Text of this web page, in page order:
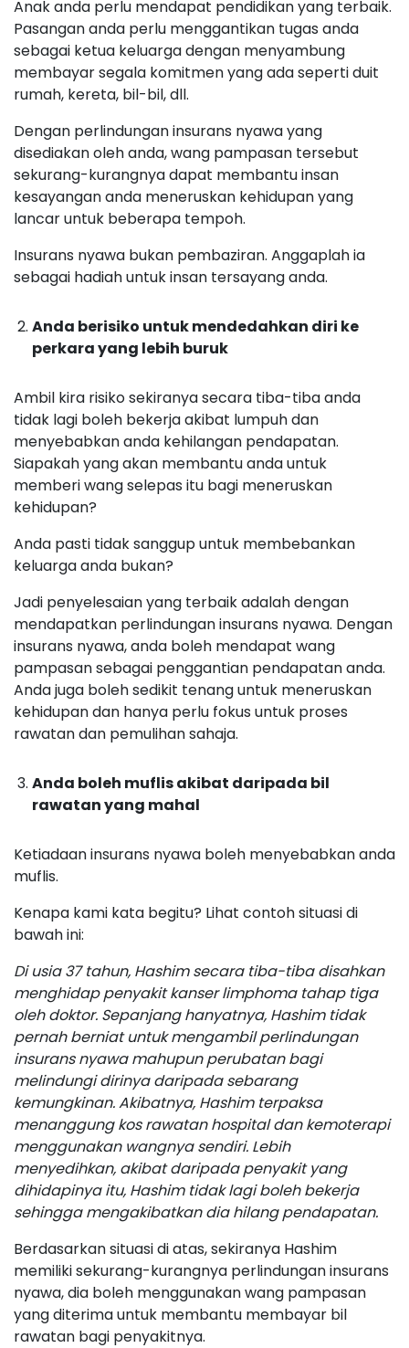
Anak anda perlu mendapat pendidikan yang terbaik.
Pasangan anda perlu menggantikan tugas anda
sebagai ketua keluarga dengan menyambung
membayar segala komitmen yang ada seperti duit
rumah, kereta, bil-bil, dll.
Dengan perlindungan insurans nyawa yang
disediakan oleh anda, wang pampasan tersebut
sekurang-kurangnya dapat membantu insan
kesayangan anda meneruskan kehidupan yang
lancar untuk beberapa tempoh.
Insurans nyawa bukan pembaziran. Anggaplah ia
sebagai hadiah untuk insan tersayang anda.
Anda berisiko untuk mendedahkan diri ke
perkara yang lebih buruk
Ambil kira risiko sekiranya secara tiba-tiba anda
tidak lagi boleh bekerja akibat lumpuh dan
menyebabkan anda kehilangan pendapatan.
Siapakah yang akan membantu anda untuk
memberi wang selepas itu bagi meneruskan
kehidupan?
Anda pasti tidak sanggup untuk membebankan
keluarga anda bukan?
Jadi penyelesaian yang terbaik adalah dengan
mendapatkan perlindungan insurans nyawa. Dengan
insurans nyawa, anda boleh mendapat wang
pampasan sebagai penggantian pendapatan anda.
Anda juga boleh sedikit tenang untuk meneruskan
kehidupan dan hanya perlu fokus untuk proses
rawatan dan pemulihan sahaja.
Anda boleh muflis akibat daripada bil
rawatan yang mahal
Ketiadaan insurans nyawa boleh menyebabkan anda
muflis.
Kenapa kami kata begitu? Lihat contoh situasi di
bawah ini:
Di usia 37 tahun, Hashim secara tiba-tiba disahkan
menghidap penyakit kanser limphoma tahap tiga
oleh doktor. Sepanjang hanyatnya, Hashim tidak
pernah berniat untuk mengambil perlindungan
insurans nyawa mahupun perubatan bagi
melindungi dirinya daripada sebarang
kemungkinan. Akibatnya, Hashim terpaksa
menanggung kos rawatan hospital dan kemoterapi
menggunakan wangnya sendiri. Lebih
menyedihkan, akibat daripada penyakit yang
dihidapinya itu, Hashim tidak lagi boleh bekerja
sehingga mengakibatkan dia hilang pendapatan.
Berdasarkan situasi di atas, sekiranya Hashim
memiliki sekurang-kurangnya perlindungan insurans
nyawa, dia boleh menggunakan wang pampasan
yang diterima untuk membantu membayar bil
rawatan bagi penyakitnya.